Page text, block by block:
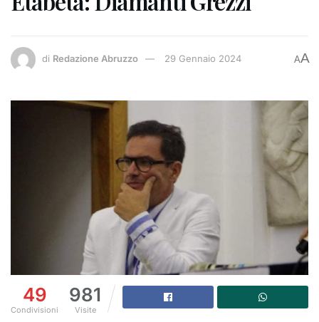
di Redazione Abruzzo 29 Gennaio 2024 AA
49
Condivisioni
981
Visite